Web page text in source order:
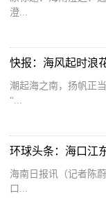
澄...
快报：海风起时浪
潮起海之南，扬帆正
“...
环球头条：海口江
海南日报讯（记者陈
口...